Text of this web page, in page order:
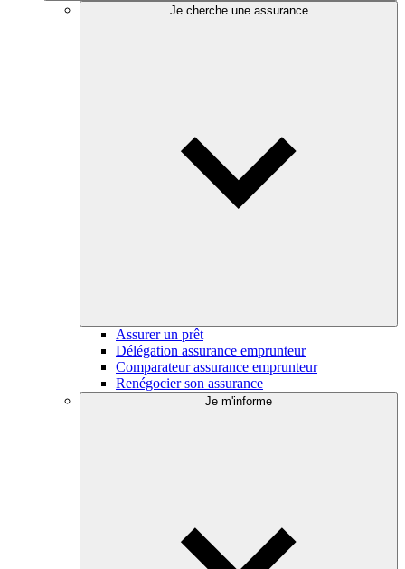
Je cherche une assurance
Assurer un prêt
Délégation assurance emprunteur
Comparateur assurance emprunteur
Renégocier son assurance
Je m'informe